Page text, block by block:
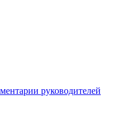
руководителей